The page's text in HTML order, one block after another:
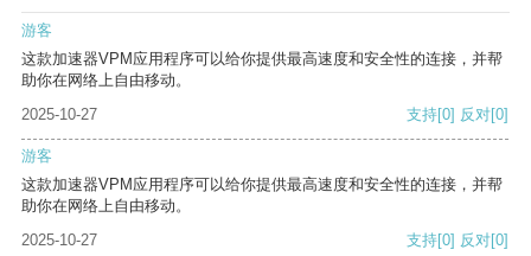
游客
这款加速器VPM应用程序可以给你提供最高速度和安全性的连接，并帮
助你在网络上自由移动。
2025-10-27
支持[0] 反对[0]
游客
这款加速器VPM应用程序可以给你提供最高速度和安全性的连接，并帮
助你在网络上自由移动。
2025-10-27
支持[0] 反对[0]